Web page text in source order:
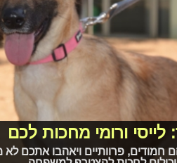
ורומי מחכות לכם
חמודים, פרוותיים ויאהבו אתכם